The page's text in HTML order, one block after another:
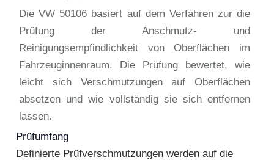
Die VW 50106 basiert auf dem Verfahren zur die
Prüfung der Anschmutz- und
Reinigungsempfindlichkeit von Oberflächen im
Fahrzeuginnenraum. Die Prüfung bewertet, wie
leicht sich Verschmutzungen auf Oberflächen
absetzen und wie vollständig sie sich entfernen
lassen.
Prüfumfang
Definierte Prüfverschmutzungen werden auf die